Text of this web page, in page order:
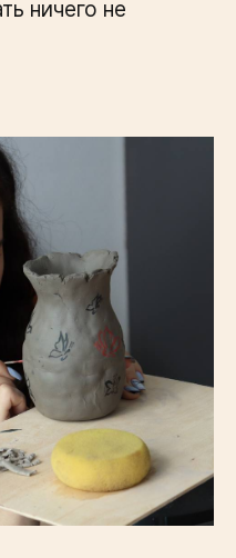
ничего не